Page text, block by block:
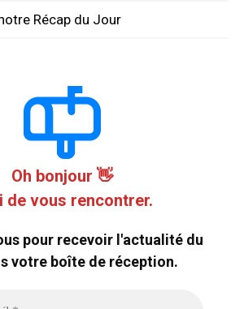
Récap du Jour
Oh bonjour 👋
de vous rencontrer.
pour recevoir l'actualité du
votre boîte de réception.